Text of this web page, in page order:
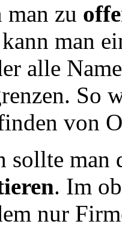
zu
man
alle
So
von
sollte man
. Im
nur